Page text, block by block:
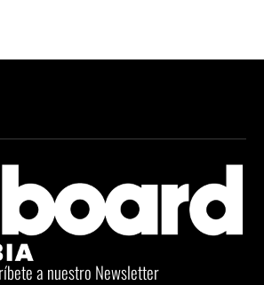
a nuestro Newsletter